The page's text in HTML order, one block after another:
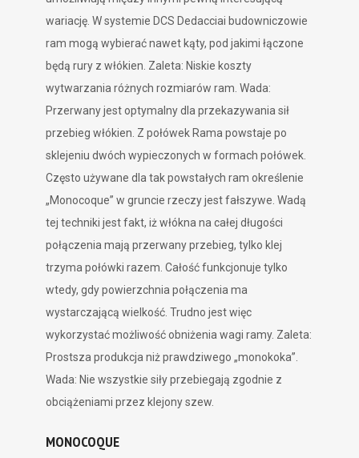
wariację. W systemie DCS Dedacciai budowniczowie
ram mogą wybierać nawet kąty, pod jakimi łączone
będą rury z włókien. Zaleta: Niskie koszty
wytwarzania różnych rozmiarów ram. Wada:
Przerwany jest optymalny dla przekazywania sił
przebieg włókien. Z połówek Rama powstaje po
sklejeniu dwóch wypieczonych w formach połówek.
Często używane dla tak powstałych ram określenie
„Monocoque” w gruncie rzeczy jest fałszywe. Wadą
tej techniki jest fakt, iż włókna na całej długości
połączenia mają przerwany przebieg, tylko klej
trzyma połówki razem. Całość funkcjonuje tylko
wtedy, gdy powierzchnia połączenia ma
wystarczającą wielkość. Trudno jest więc
wykorzystać możliwość obniżenia wagi ramy. Zaleta:
Prostsza produkcja niż prawdziwego „monokoka”.
Wada: Nie wszystkie siły przebiegają zgodnie z
obciążeniami przez klejony szew.
MONOCOQUE